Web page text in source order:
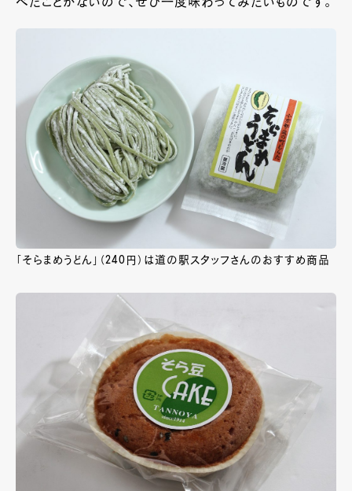
べたことがないので、ぜひ一度味わってみたいものです。
「そらまめうどん」（240円）は道の駅スタッフさんのおすすめ商品